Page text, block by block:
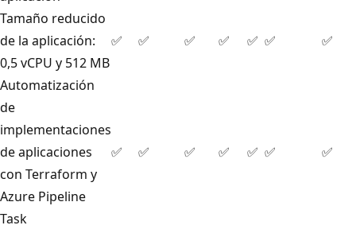
Tamaño reducido
de la aplicación:
0,5 vCPU y 512 MB
✅ ✅ ✅ ✅ ✅ ✅ ✅
Automatización
de
implementaciones
de aplicaciones
con Terraform y
Azure Pipeline
Task
✅ ✅ ✅ ✅ ✅ ✅ ✅